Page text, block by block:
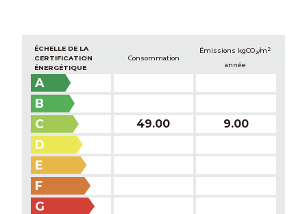
ÉCHELLE DE LA
CERTIFICATION
ÉNERGÉTIQUE
Consommation
Émissions kgCO2/m 2
année
A
B
C
49.00 9.00
D
E
F
G